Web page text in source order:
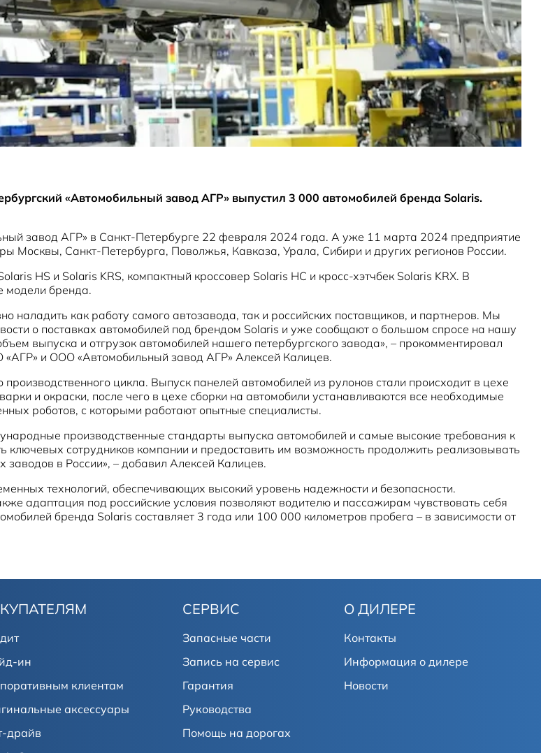
«Автомобильный завод АГР» выпустил 3 000 автомобилей бренда Solaris.
завод АГР» в Санкт-Петербурге 22 февраля 2024 года. А уже 11 марта 2024 предприятие
Москвы, Санкт-Петербурга, Поволжья, Кавказа, Урала, Сибири и других регионов России.
HS и Solaris KRS, компактный кроссовер Solaris HC и кросс-хэтчбек Solaris KRX. В
модели бренда.
наладить как работу самого автозавода, так и российских поставщиков, и партнеров. Мы
о поставках автомобилей под брендом Solaris и уже сообщают о большом спросе на нашу
выпуска и отгрузок автомобилей нашего петербургского завода», – прокомментировал
и ООО «Автомобильный завод АГР» Алексей Калицев.
цикла. Выпуск панелей автомобилей из рулонов стали происходит в цехе
и окраски, после чего в цехе сборки на автомобили устанавливаются все необходимые
роботов, с которыми работают опытные специалисты.
производственные стандарты выпуска автомобилей и самые высокие требования к
сотрудников компании и предоставить им возможность продолжить реализовывать
в России», – добавил Алексей Калицев.
технологий, обеспечивающих высокий уровень надежности и безопасности.
адаптация под российские условия позволяют водителю и пассажирам чувствовать себя
бренда Solaris составляет 3 года или 100 000 километров пробега – в зависимости от
ин
клиентам
аксессуары
драйв
СЕРВИС
Запасные части
Запись на сервис
Гарантия
Руководства
Помощь на дорогах
О ДИЛЕРЕ
Контакты
Информация о дилере
Новости